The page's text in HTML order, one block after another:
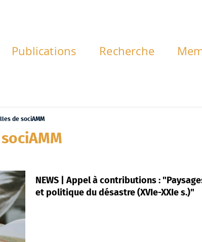
Publications Recherche
de sociAMM
NEWS | Appel à contributions :
et politique du désastre (XVIe-XXIe s.)"